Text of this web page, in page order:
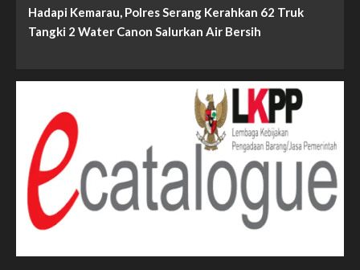
Hadapi Kemarau, Polres Serang Kerahkan 62 Truk
Tangki 2 Water Canon Salurkan Air Bersih